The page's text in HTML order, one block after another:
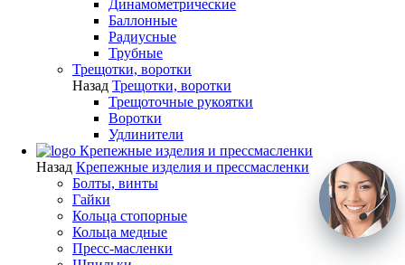
Динамометрические
Баллонные
Радиусные
Трубные
Трещотки, воротки
Назад Трещотки, воротки
Трещоточные рукоятки
Воротки
Удлинители
Крепежные изделия и прессмасленки
Назад Крепежные изделия и прессмасленки
Болты, винты
Гайки
Кольца стопорные
Кольца медные
Пресс-масленки